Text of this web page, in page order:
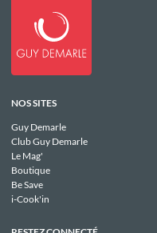
NOS SITES
Guy Demarle
Club Guy Demarle
Le Mag'
Boutique
Be Save
i-Cook'in